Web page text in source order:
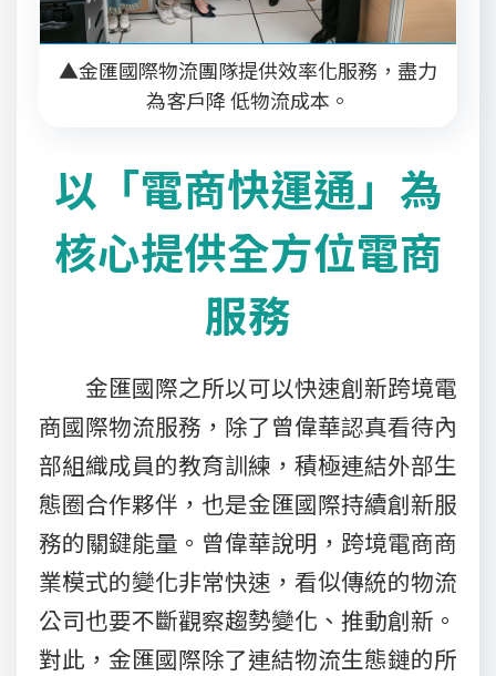
▲金匯國際物流團隊提供效率化服務，盡力
為客戶降 低物流成本。
以「電商快運通」為
核心提供全方位電商
服務
金匯國際之所以可以快速創新跨境電
商國際物流服務，除了曾偉華認真看待內
部組織成員的教育訓練，積極連結外部生
態圈合作夥伴，也是金匯國際持續創新服
務的關鍵能量。曾偉華說明，跨境電商商
業模式的變化非常快速，看似傳統的物流
公司也要不斷觀察趨勢變化、推動創新。
對此，金匯國際除了連結物流生態鏈的所